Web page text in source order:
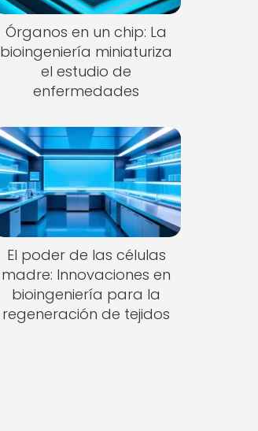
Órganos en un chip: La
bioingeniería miniaturiza
el estudio de
enfermedades
El poder de las células
madre: Innovaciones en
bioingeniería para la
regeneración de tejidos